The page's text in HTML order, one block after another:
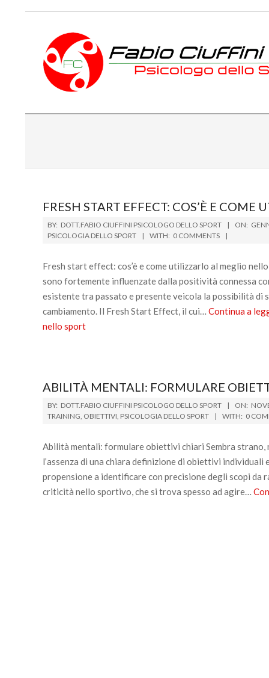
TOSCANA
FRESH START EFFECT: COS’È E
2016-
01-
BY: DOTT.FABIO CIUFFINI PSICOLOGO DELLO SPORT ON:
PSICOLOGIA DELLO SPORT
WITH: 0 COMMENTS
Fresh start effect: cos’è e come utilizzarlo al meglio
sono fortemente influenzate dalla positività connessa
esistente tra passato e presente veicola la possibilità
cambiamento. Il Fresh Start Effect, il cui… Continua a
nello sport
ABILITÀ MENTALI: FORMULARE
2014-
11-
BY: DOTT.FABIO CIUFFINI PSICOLOGO DELLO SPORT ON:
TRAINING, OBIETTIVI, PSICOLOGIA DELLO SPORT WITH: 0
Abilità mentali: formulare obiettivi chiari Sembra
l’assenza di una chiara definizione di obiettivi
propensione a identificare con precisione degli scopi
criticità nello sportivo, che si trova spesso ad agire…